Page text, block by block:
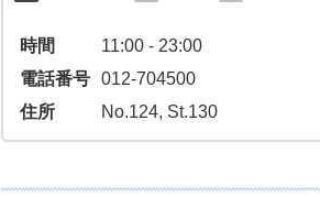
時間
11:00 - 23:00
電話番号 012-704500
住所
No.124, St.130